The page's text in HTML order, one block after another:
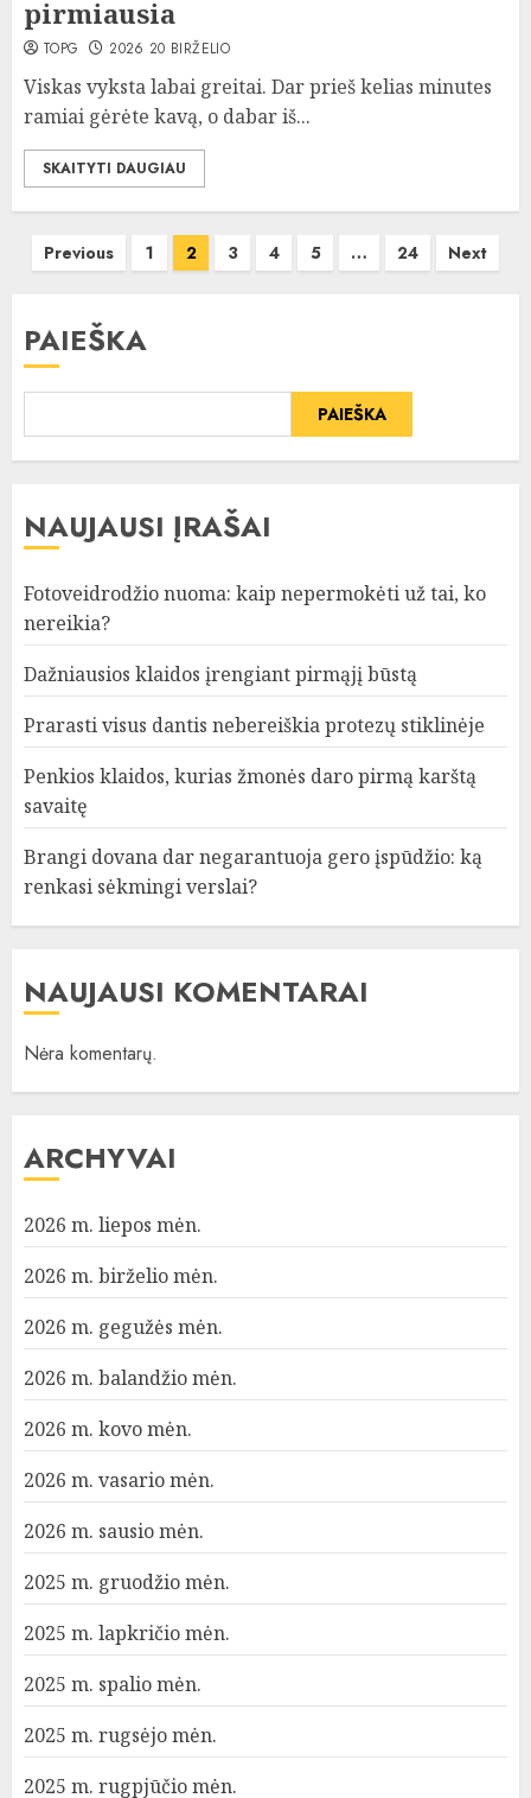
pirmiausia
TOPG 2026 20 BIRŽELIO
Viskas vyksta labai greitai. Dar prieš kelias minutes
ramiai gėrėte kavą, o dabar iš...
SKAITYTI DAUGIAU
Įrašų
Previous 1 2 3 4 5 … 24 Next
PAIEŠKA
PAIEŠKA
NAUJAUSI ĮRAŠAI
Fotoveidrodžio nuoma: kaip nepermokėti už tai, ko
nereikia?
Dažniausios klaidos įrengiant pirmąjį būstą
Prarasti visus dantis nebereiškia protezų stiklinėje
Penkios klaidos, kurias žmonės daro pirmą karštą
savaitę
Brangi dovana dar negarantuoja gero įspūdžio: ką
renkasi sėkmingi verslai?
NAUJAUSI KOMENTARAI
Nėra komentarų.
ARCHYVAI
2026 m. liepos mėn.
2026 m. birželio mėn.
2026 m. gegužės mėn.
2026 m. balandžio mėn.
2026 m. kovo mėn.
2026 m. vasario mėn.
2026 m. sausio mėn.
2025 m. gruodžio mėn.
2025 m. lapkričio mėn.
2025 m. spalio mėn.
2025 m. rugsėjo mėn.
2025 m. rugpjūčio mėn.